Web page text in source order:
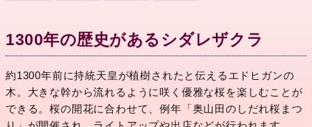
1300年の歴史があるシダレザクラ
約1300年前に持統天皇が植樹されたと伝えるエドヒガンの
木。大きな幹から流れるように咲く優雅な桜を楽しむことが
できる。桜の開花に合わせて、例年「奥山田のしだれ桜まつ